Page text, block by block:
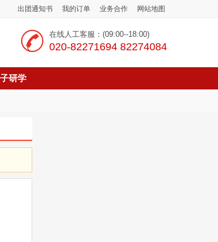
出团通知书 我的订单 业务合作 网站地图
在线人工客服：(09:00--18:00)
‭020-82271694 82274084
研学